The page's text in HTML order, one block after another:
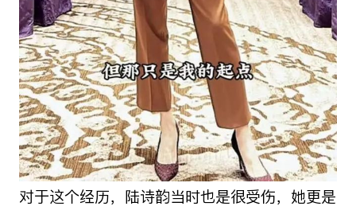
对于这个经历，陆诗韵当时也是很受伤，她更是